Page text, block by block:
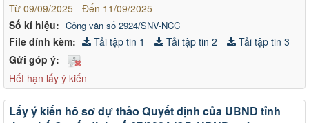
Số kí hiệu: Công văn số 2924/SNV-NCC
Từ 09/09/2025 - Đến 11/09/2025
File đính kèm: Tải tập tin 1 Tải tập tin 2
Tải tập tin 3
Gửi góp ý:
Hết hạn lấy ý kiến
Lấy ý kiến hồ sơ dự thảo Quyết định của UBND tỉnh